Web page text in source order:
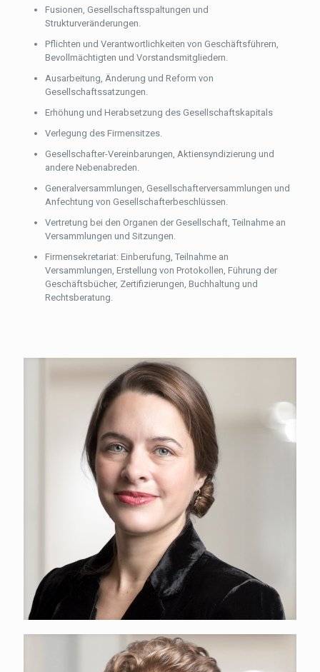
Fusionen, Gesellschaftsspaltungen und
Strukturveränderungen.
Pflichten und Verantwortlichkeiten von Geschäftsführern,
Bevollmächtigten und Vorstandsmitgliedern.
Ausarbeitung, Änderung und Reform von
Gesellschaftssatzungen.
Erhöhung und Herabsetzung des Gesellschaftskapitals
Verlegung des Firmensitzes.
Gesellschafter-Vereinbarungen, Aktiensyndizierung und
andere Nebenabreden.
Generalversammlungen, Gesellschafterversammlungen und
Anfechtung von Gesellschafterbeschlüssen.
Vertretung bei den Organen der Gesellschaft, Teilnahme an
Versammlungen und Sitzungen.
Firmensekretariat: Einberufung, Teilnahme an
Versammlungen, Erstellung von Protokollen, Führung der
Geschäftsbücher, Zertifizierungen, Buchhaltung und
Rechtsberatung.